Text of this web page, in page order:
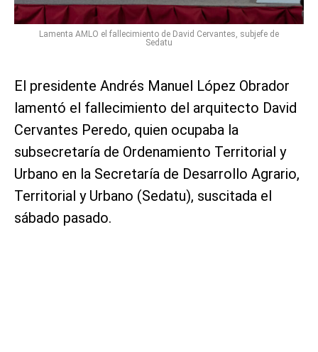
Lamenta AMLO el fallecimiento de David Cervantes, subjefe de
Sedatu
El presidente Andrés Manuel López Obrador
lamentó el fallecimiento del arquitecto David
Cervantes Peredo, quien ocupaba la
subsecretaría de Ordenamiento Territorial y
Urbano en la Secretaría de Desarrollo Agrario,
Territorial y Urbano (Sedatu), suscitada el
sábado pasado.